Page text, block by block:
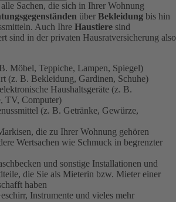
Sachen, die sich in Ihrer Wohnung
über Bekleidung bis hin
Auch Ihre Haustiere sind
sind in der privaten Hausratversicherung also
Möbel, Teppiche, Lampen, Spiegel)
(z. B. Bekleidung, Gardinen, Schuhe)
Haushaltsgeräte (z. B.
TV, Computer)
(z. B. Getränke, Gewürze,
die zu Ihrer Wohnung gehören
Wertsachen wie Schmuck in begrenzter
und sonstige Installationen und
die Sie als Mieterin bzw. Mieter einer
haben
Instrumente und vieles mehr